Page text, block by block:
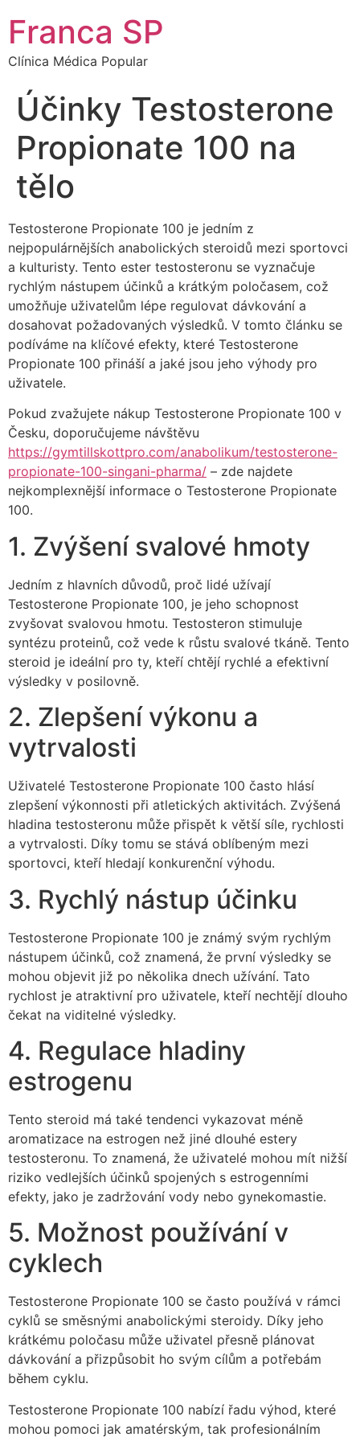
Franca SP
Clínica Médica Popular
Účinky Testosterone
Propionate 100 na
tělo
Testosterone Propionate 100 je jedním z
nejpopulárnějších anabolických steroidů mezi sportovci
a kulturisty. Tento ester testosteronu se vyznačuje
rychlým nástupem účinků a krátkým poločasem, což
umožňuje uživatelům lépe regulovat dávkování a
dosahovat požadovaných výsledků. V tomto článku se
podíváme na klíčové efekty, které Testosterone
Propionate 100 přináší a jaké jsou jeho výhody pro
uživatele.
Pokud zvažujete nákup Testosterone Propionate 100 v
Česku, doporučujeme návštěvu
https://gymtillskottpro.com/anabolikum/testosterone-
propionate-100-singani-pharma/ – zde najdete
nejkomplexnější informace o Testosterone Propionate
100.
1. Zvýšení svalové hmoty
Jedním z hlavních důvodů, proč lidé užívají
Testosterone Propionate 100, je jeho schopnost
zvyšovat svalovou hmotu. Testosteron stimuluje
syntézu proteinů, což vede k růstu svalové tkáně. Tento
steroid je ideální pro ty, kteří chtějí rychlé a efektivní
výsledky v posilovně.
2. Zlepšení výkonu a
vytrvalosti
Uživatelé Testosterone Propionate 100 často hlásí
zlepšení výkonnosti při atletických aktivitách. Zvýšená
hladina testosteronu může přispět k větší síle, rychlosti
a vytrvalosti. Díky tomu se stává oblíbeným mezi
sportovci, kteří hledají konkurenční výhodu.
3. Rychlý nástup účinku
Testosterone Propionate 100 je známý svým rychlým
nástupem účinků, což znamená, že první výsledky se
mohou objevit již po několika dnech užívání. Tato
rychlost je atraktivní pro uživatele, kteří nechtějí dlouho
čekat na viditelné výsledky.
4. Regulace hladiny
estrogenu
Tento steroid má také tendenci vykazovat méně
aromatizace na estrogen než jiné dlouhé estery
testosteronu. To znamená, že uživatelé mohou mít nižší
riziko vedlejších účinků spojených s estrogenními
efekty, jako je zadržování vody nebo gynekomastie.
5. Možnost používání v
cyklech
Testosterone Propionate 100 se často používá v rámci
cyklů se směsnými anabolickými steroidy. Díky jeho
krátkému poločasu může uživatel přesně plánovat
dávkování a přizpůsobit ho svým cílům a potřebám
během cyklu.
Testosterone Propionate 100 nabízí řadu výhod, které
mohou pomoci jak amatérským, tak profesionálním